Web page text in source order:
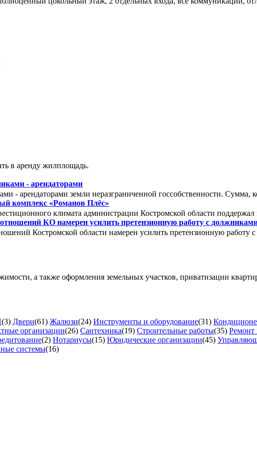
в аренду жилплощадь.
- арендаторами
- арендаторами земли неразграниченной госсобственности.
комплекс «Романов Плёс»
климата администрации Костромской области
КО намерен усилить претензионную работу с
Костромской области намерен усилить претензионную работу
а также оформления земельных участков, приватизации
(3) Двери(61) Жалюзи(24) Инструменты и оборудование(31)
организации(26) Сантехника(19) Строительные работы(35) Ремонт
(2) Нотариусы(15) Юридические организации(45)
системы(16)